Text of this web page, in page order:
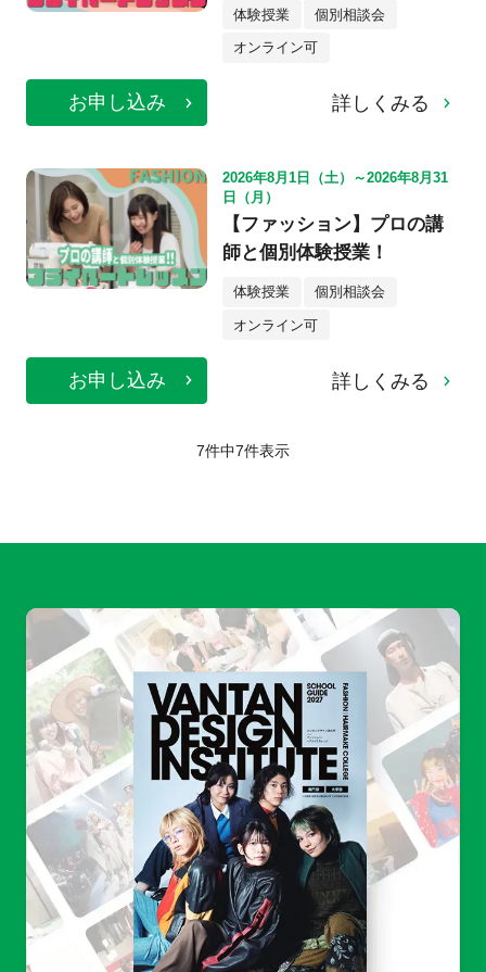
体験授業 個別相談会
オンライン可
お申し込み 詳しくみる
2026年8月1日（土）～2026年8月31
日（月）
【ファッション】プロの講
師と個別体験授業！
体験授業 個別相談会
オンライン可
お申し込み 詳しくみる
7件中7件表示